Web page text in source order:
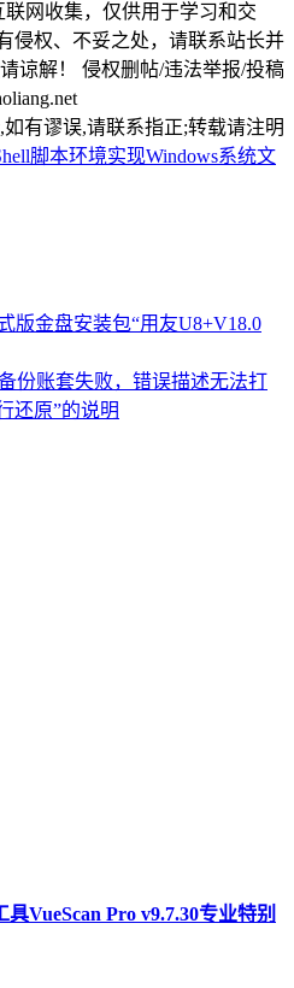
联网收集，仅供用于学习和交
侵权、不妥之处，请联系站长并
谅解！ 侵权删帖/违法举报/投稿
有谬误,请联系指正;转载请注明
脚本环境实现Windows系统文
版金盘安装包“用友U8+V18.0
份账套失败，错误描述无法打
还原”的说明
VueScan Pro v9.7.30专业特别